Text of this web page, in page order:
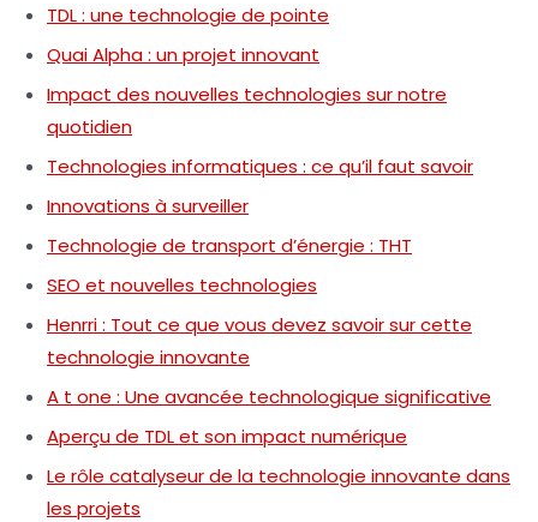
TDL : une technologie de pointe
Quai Alpha : un projet innovant
Impact des nouvelles technologies sur notre
quotidien
Technologies informatiques : ce qu’il faut savoir
Innovations à surveiller
Technologie de transport d’énergie : THT
SEO et nouvelles technologies
Henrri : Tout ce que vous devez savoir sur cette
technologie innovante
A t one : Une avancée technologique significative
Aperçu de TDL et son impact numérique
Le rôle catalyseur de la technologie innovante dans
les projets